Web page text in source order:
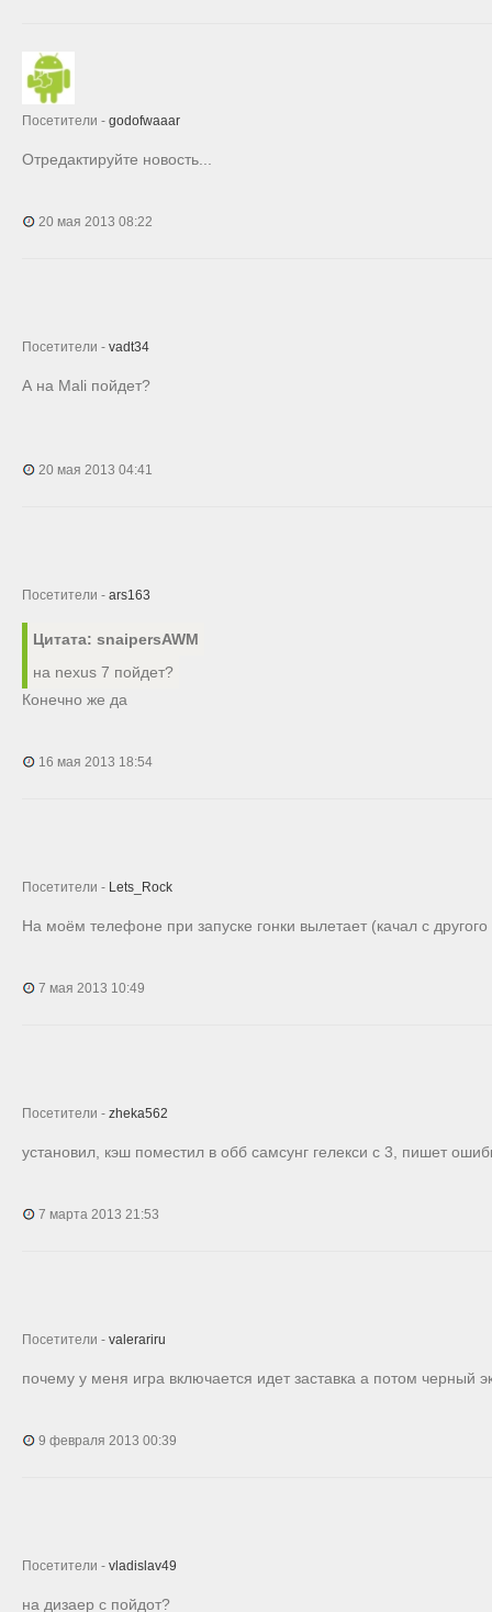
Посетители - godofwaaar
Отредактируйте новость...
20 мая 2013 08:22
Посетители - vadt34
А на Mali пойдет?
20 мая 2013 04:41
Посетители - ars163
Цитата: snaipersAWM
на nexus 7 пойдет?
Конечно же да
16 мая 2013 18:54
Посетители - Lets_Rock
На моём телефоне при запуске гонки вылетает (качал с
7 мая 2013 10:49
Посетители - zheka562
установил, кэш поместил в обб самсунг гелекси с 3, пишет
7 марта 2013 21:53
Посетители - valerariru
почему у меня игра включается идет заставка а потом черный
9 февраля 2013 00:39
Посетители - vladislav49
на дизаер с пойдот?